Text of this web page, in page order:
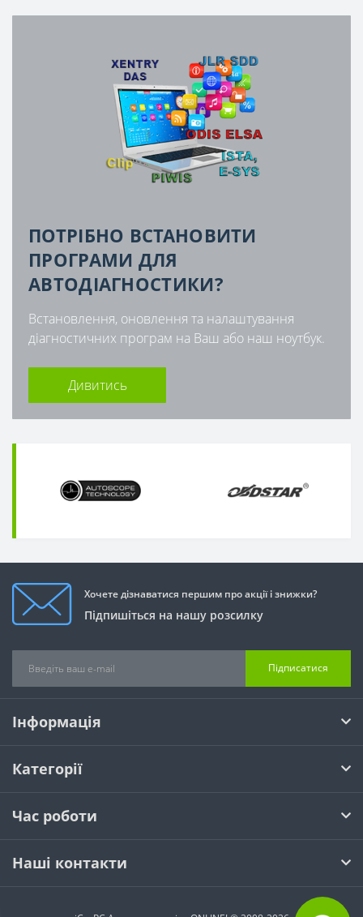
ПОТРІБНО ВСТАНОВИТИ
ПРОГРАМИ ДЛЯ
АВТОДІАГНОСТИКИ?
Встановлення, оновлення та налаштування
діагностичних програм на Ваш або наш ноутбук.
Дивитись
Хочете дізнаватися першим про акції і знижки?
Підпишіться на нашу розсилку
Підписатися
Інформація
Категорії
Час роботи
Наші контакти